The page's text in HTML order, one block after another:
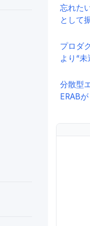
忘れた
として
プロダ
より“
分散型
ERAB